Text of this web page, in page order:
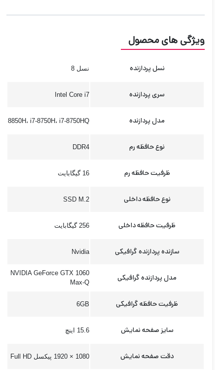
ویژگی های محصول
نسل پردازنده نسل 8
سری پردازنده Intel Core i7
مدل پردازنده 8850H، i7-8750H، i7-8750HQ
نوع حافظه رم DDR4
ظرفیت حافظه رم 16 گیگابایت
نوع حافظه داخلی SSD M.2
ظرفیت حافظه داخلی 256 گیگابایت
سازنده پردازنده گرافیکی Nvidia
مدل پردازنده گرافیکی
NVIDIA GeForce GTX 1060
Max-Q
ظرفیت حافظه گرافیکی 6GB
سایز صفحه نمایش 15.6 اینچ
دقت صفحه نمایش 1080 × 1920 پیکسل Full HD